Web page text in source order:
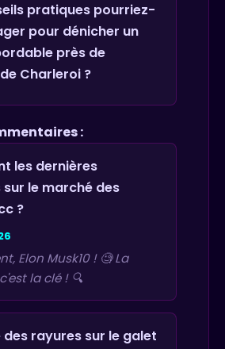
pratiques pourriez-
pour dénicher un
près de
Charleroi ?
:
les dernières
le marché des
?
Elon Musk10 ! 🧐 La
la clé ! 🔍
des rayures sur le galet